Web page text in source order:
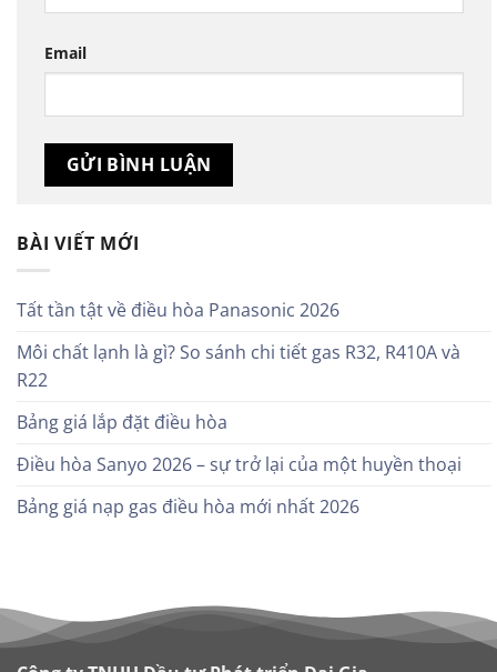
BÀI VIẾT MỚI
Tất tần tật về điều hòa Panasonic 2026
Môi chất lạnh là gì? So sánh chi tiết gas R32, R410A và
R22
Bảng giá lắp đặt điều hòa
Điều hòa Sanyo 2026 – sự trở lại của một huyền thoại
Bảng giá nạp gas điều hòa mới nhất 2026
Email